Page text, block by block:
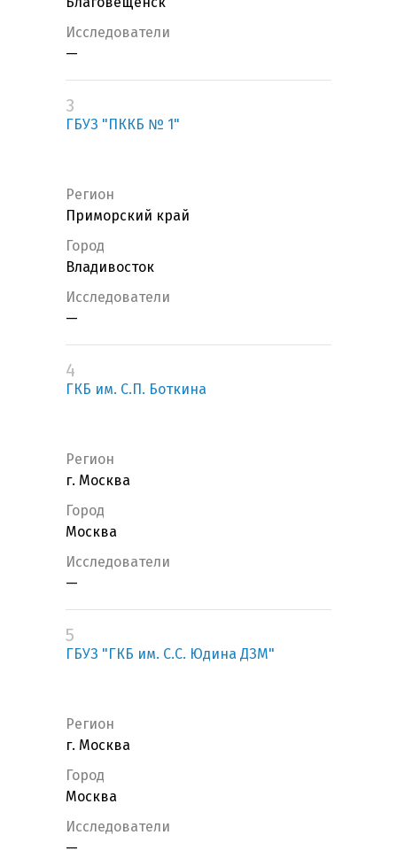
Исследователи
—
3
ГБУЗ "ПККБ № 1"
Регион
Приморский край
Город
Владивосток
Исследователи
—
4
ГКБ им. С.П. Боткина
Регион
г. Москва
Город
Москва
Исследователи
—
5
ГБУЗ "ГКБ им. С.С. Юдина ДЗМ"
Регион
г. Москва
Город
Москва
Исследователи
—